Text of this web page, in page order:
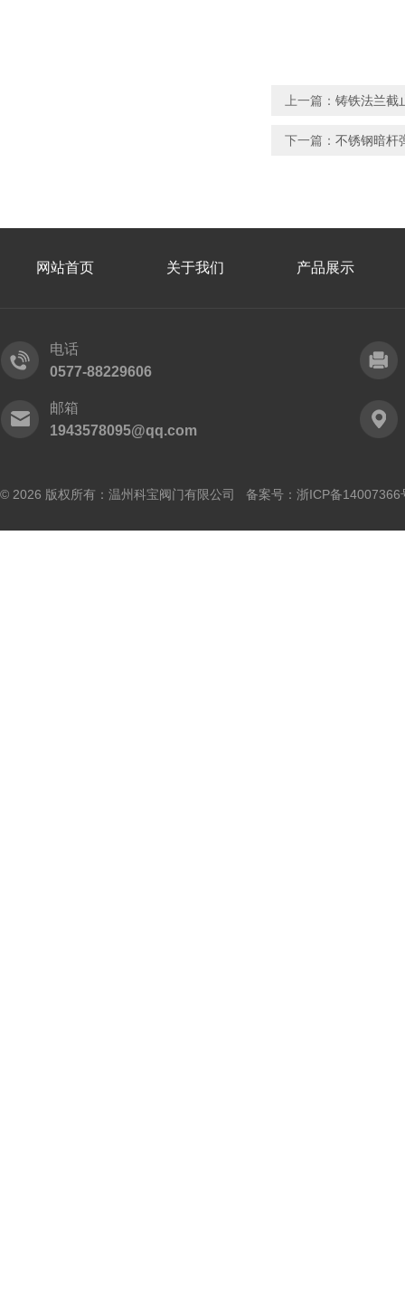
上一篇： 铸铁法兰截
下一篇： 不锈钢暗杆
网站首页 关于我们 产品展示
电话
0577-88229606
邮箱
1943578095@qq.com
© 2026 版权所有：温州科宝阀门有限公司 备案号： 浙ICP备14007366